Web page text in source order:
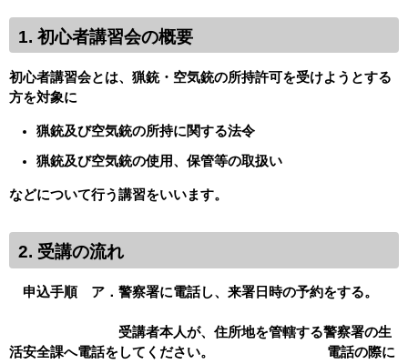
1. 初心者講習会の概要
初心者講習会とは、猟銃・空気銃の所持許可を受けようとする
方を対象に
猟銃及び空気銃の所持に関する法令
猟銃及び空気銃の使用、保管等の取扱い
などについて行う講習をいいます。
2. 受講の流れ
申込手順 ア．警察署に電話し、来署日時の予約をする。
受講者本人が、住所地を管轄する警察署の生
活安全課へ電話をしてください。 電話の際に